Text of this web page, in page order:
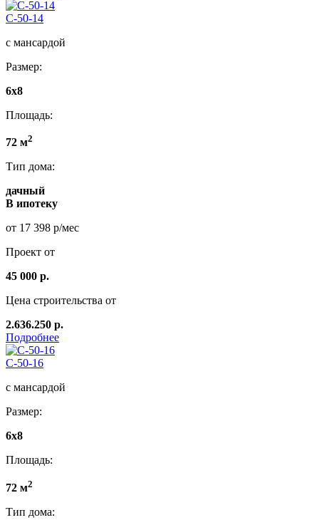
C-50-14
с мансардой
Размер:
6x8
Площадь:
72 м2
Тип дома:
дачный
В ипотеку
от 17 398 р/мес
Проект от
45 000 р.
Цена строительства от
2.636.250 р.
Подробнее
C-50-16
с мансардой
Размер:
6x8
Площадь:
72 м2
Тип дома: